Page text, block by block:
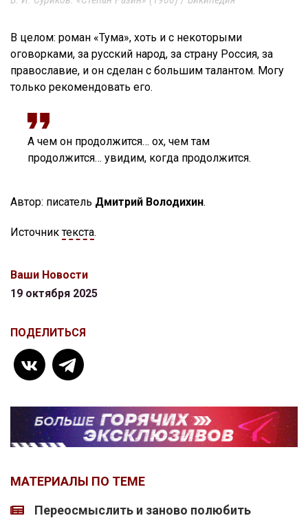
В целом: роман «Тума», хоть и с некоторыми
оговорками, за русский народ, за страну Россия, за
православие, и он сделан с большим талантом. Могу
только рекомендовать его.
А чем он продолжится… ох, чем там
продолжится… увидим, когда продолжится.
Автор: писатель Дмитрий Володихин.
Источниктекста.
Ваши Новости
19 октября 2025
ПОДЕЛИТЬСЯ
МАТЕРИАЛЫ ПО ТЕМЕ
Переосмыслить и заново полюбить